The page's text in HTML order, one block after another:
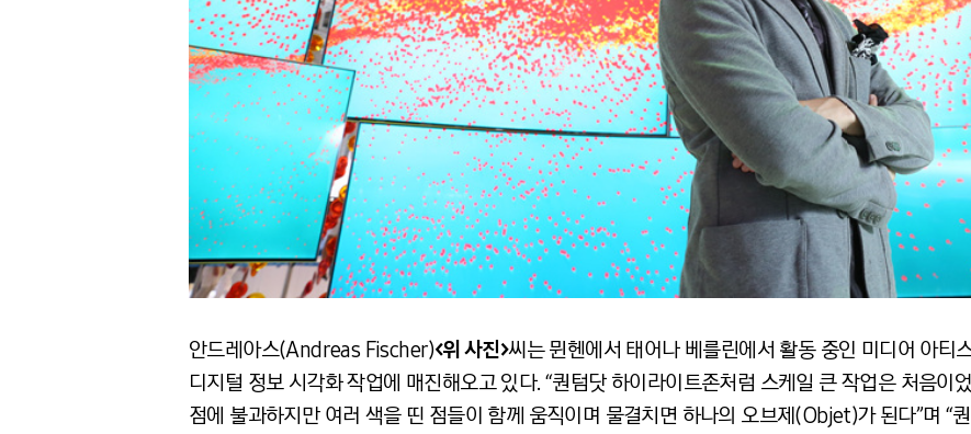
안드레아스(Andreas Fischer)<위 사진>씨는 뮌헨에서 태어나 베를린에서 활동 중인 미디어 아티
디지털 정보 시각화 작업에 매진해오고 있다. “퀀텀닷 하이라이트존처럼 스케일 큰 작업은 처음이
점에 불과하지만 여러 색을 띤 점들이 함께 움직이며 물결치면 하나의 오브제(Objet)가 된다”며 “